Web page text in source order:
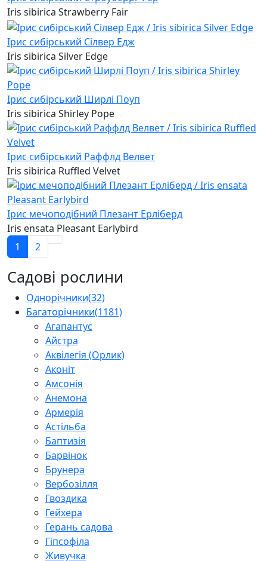
Iris sibirica Strawberry Fair
Ірис сибірський Сілвер Едж
Iris sibirica Silver Edge
Ірис сибірський Ширлі Поуп
Iris sibirica Shirley Pope
Ірис сибірський Раффлд Велвет
Iris sibirica Ruffled Velvet
Ірис мечоподібний Плезант Ерліберд
Iris ensata Pleasant Earlybird
1
2
Садові рослини
Однорічники(32)
Багаторічники(1181)
Агапантус
Айстра
Аквілегія (Орлик)
Аконіт
Амсонія
Анемона
Армерія
Астільба
Баптизія
Барвінок
Брунера
Вербозілля
Гвоздика
Гейхера
Герань садова
Гіпсофіла
Живучка